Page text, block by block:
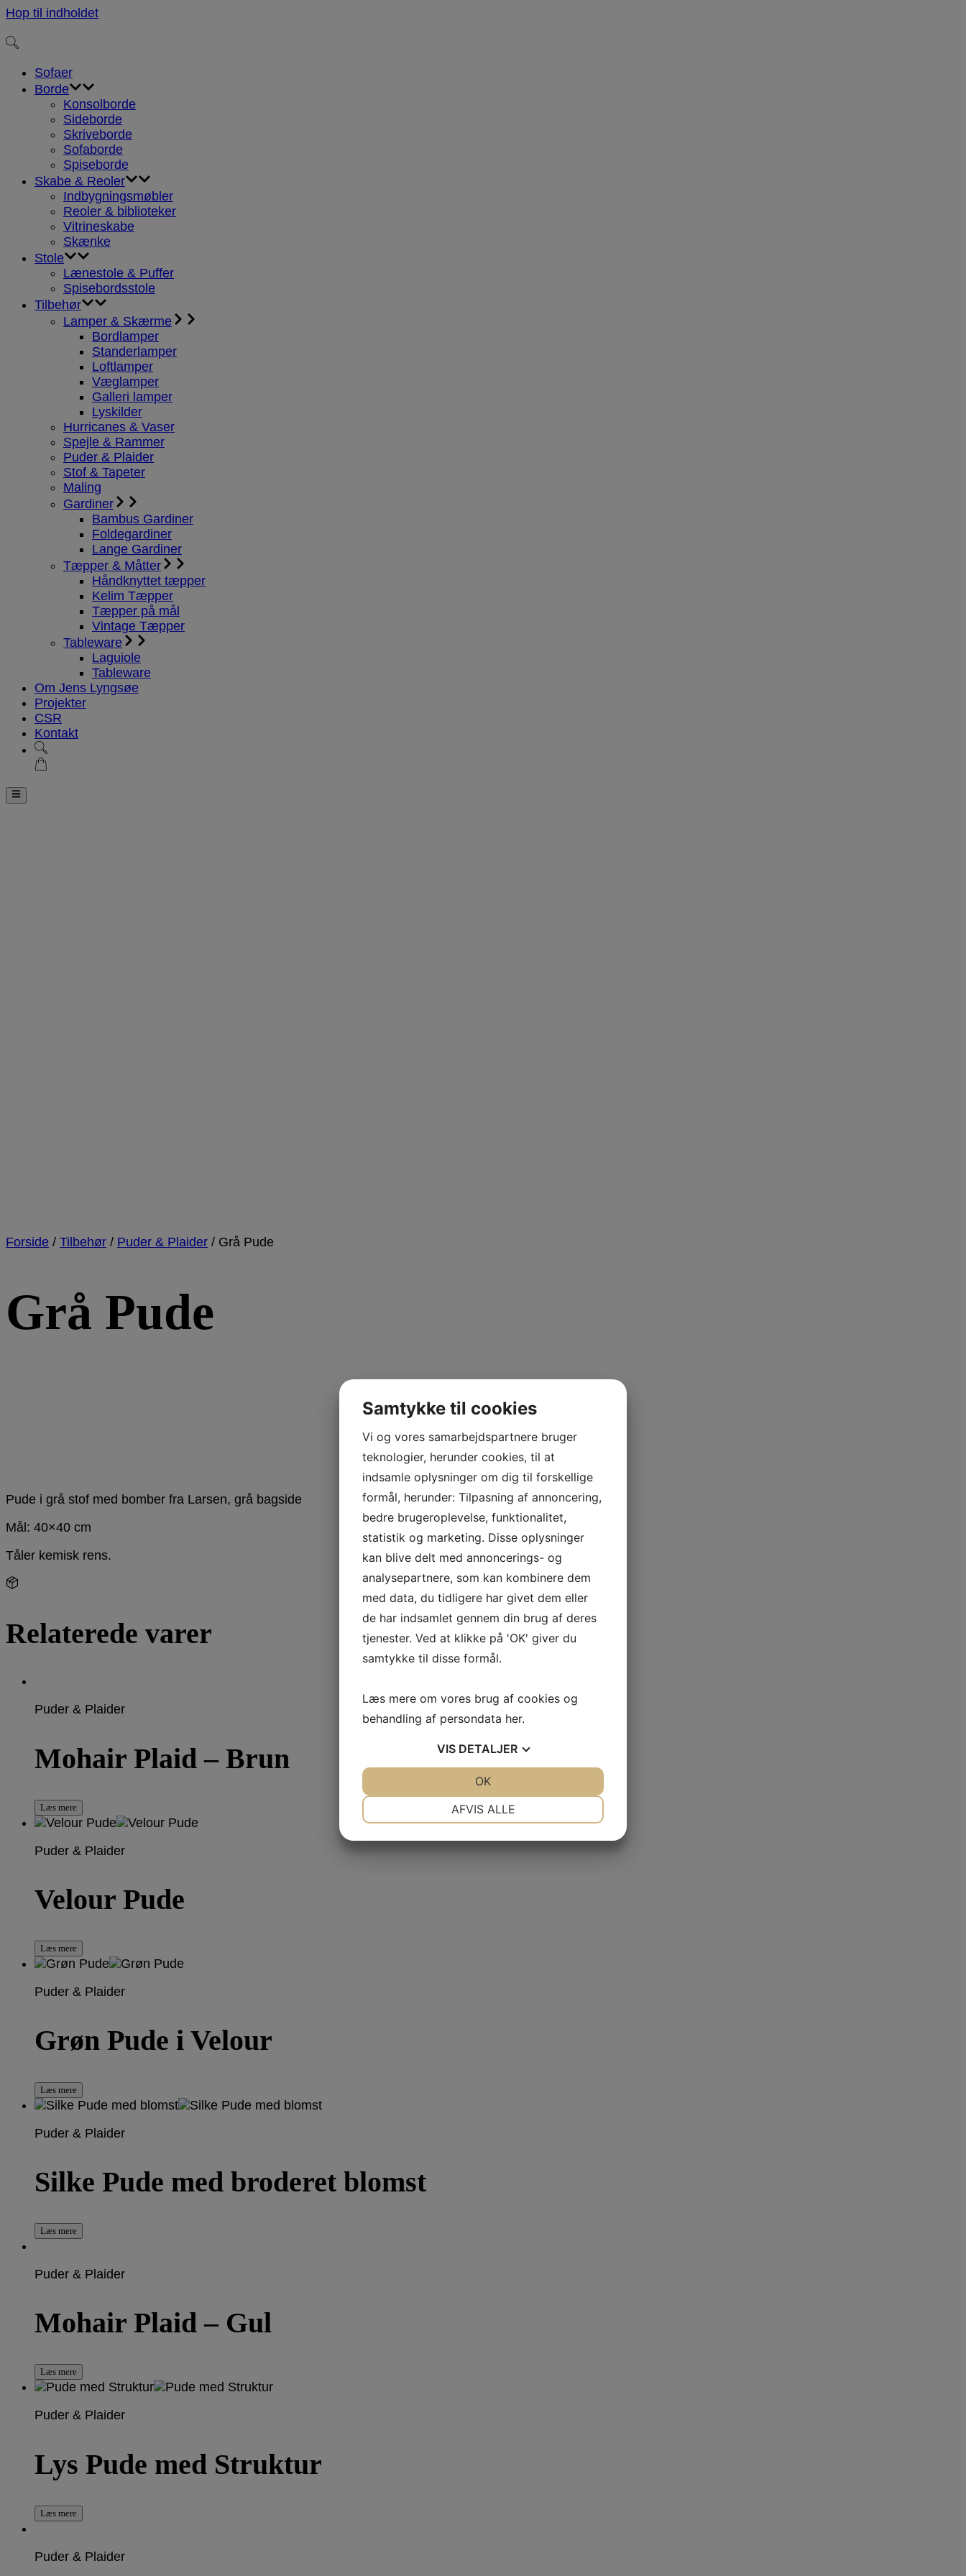
Hop til indholdet
Sofaer
Borde
Konsolborde
Sideborde
Skriveborde
Sofaborde
Spiseborde
Skabe & Reoler
Indbygningsmøbler
Reoler & biblioteker
Vitrineskabe
Skænke
Stole
Lænestole & Puffer
Spisebordsstole
Tilbehør
Lamper & Skærme
Bordlamper
Standerlamper
Loftlamper
Væglamper
Galleri lamper
Lyskilder
Hurricanes & Vaser
Spejle & Rammer
Puder & Plaider
Stof & Tapeter
Maling
Gardiner
Bambus Gardiner
Foldegardiner
Lange Gardiner
Tæpper & Måtter
Håndknyttet tæpper
Kelim Tæpper
Tæpper på mål
Vintage Tæpper
Tableware
Laguiole
Tableware
Om Jens Lyngsøe
Projekter
CSR
Kontakt
Forside / Tilbehør / Puder & Plaider / Grå Pude
Grå Pude
Pude i grå stof med bomber fra Larsen, grå bagside
Mål: 40×40 cm
Tåler kemisk rens.
Relaterede varer
Puder & Plaider
Mohair Plaid – Brun
Læs mere
Puder & Plaider
Velour Pude
Læs mere
Puder & Plaider
Grøn Pude i Velour
Læs mere
Puder & Plaider
Silke Pude med broderet blomst
Læs mere
Puder & Plaider
Mohair Plaid – Gul
Læs mere
Puder & Plaider
Lys Pude med Struktur
Læs mere
Puder & Plaider
Samtykke til cookies
Vi og vores samarbejdspartnere bruger
teknologier, herunder cookies, til at
indsamle oplysninger om dig til forskellige
formål, herunder: Tilpasning af annoncering,
bedre brugeroplevelse, funktionalitet,
statistik og marketing. Disse oplysninger
kan blive delt med annoncerings- og
analysepartnere, som kan kombinere dem
med data, du tidligere har givet dem eller
de har indsamlet gennem din brug af deres
tjenester. Ved at klikke på 'OK' giver du
samtykke til disse formål.
Læs mere om vores brug af cookies og
behandling af persondata her.
VIS DETALJER
AFVIS ALLE
OK